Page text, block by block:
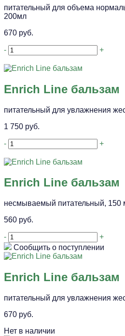
питательный для объема
200мл
670 руб.
- +
Enrich Line бальзам
питательный для увлажнения
1 750 руб.
- +
Enrich Line бальзам
несмываемый питательный, 150
560 руб.
-
+
Сообщить о поступлении
Enrich Line бальзам
питательный для увлажнения
670 руб.
Нет в наличии